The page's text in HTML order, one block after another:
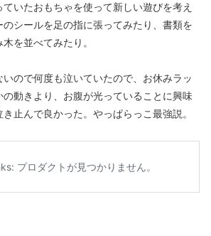
ていたおもちゃを使って新しい遊びを考え
シールを足の指に張ってみたり、書類を
を並べてみたり。
いので何度も泣いていたので、お休みラッ
の動きより、お腹が光っていることに興味
止んで良かった。やっぱらっこ最強説。